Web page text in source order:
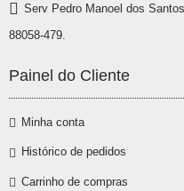
Serv Pedro Manoel dos
88058-479.
Painel do Cliente
Minha conta
Histórico de pedidos
Carrinho de compras